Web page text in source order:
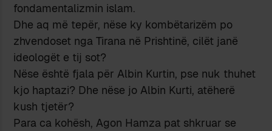
fondamentalizmin islam.
Dhe aq më tepër, nëse ky kombëtarizëm po
zhvendoset nga Tirana në Prishtinë, cilët janë
ideologët e tij sot?
Nëse është fjala për Albin Kurtin, pse nuk thuhet
kjo haptazi? Dhe nëse jo Albin Kurti, atëherë
kush tjetër?
Para ca kohësh, Agon Hamza pat shkruar se